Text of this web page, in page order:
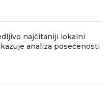
najčitaniji lokalni
analiza posećenosti